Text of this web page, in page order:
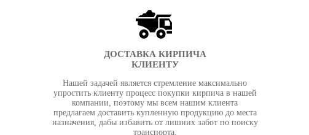
ДОСТАВКА КИРПИЧА
КЛИЕНТУ
Нашей задачей является стремление максимально
упростить клиенту процесс покупки кирпича в нашей
компании, поэтому мы всем нашим клиента
предлагаем доставить купленную продукцию до места
назначения, дабы избавить от лишних забот по поиску
транспорта.